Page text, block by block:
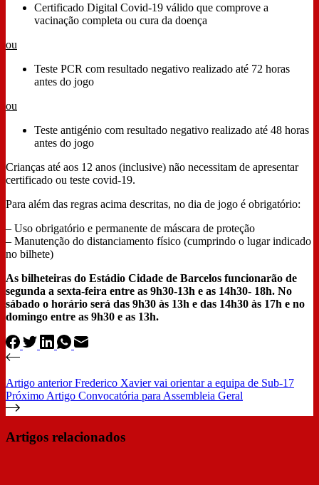
Certificado Digital Covid-19 válido que comprove a
vacinação completa ou cura da doença
ou
Teste PCR com resultado negativo realizado até 72 horas
antes do jogo
ou
Teste antigénio com resultado negativo realizado até 48 horas
antes do jogo
Crianças até aos 12 anos (inclusive) não necessitam de apresentar
certificado ou teste covid-19.
Para além das regras acima descritas, no dia de jogo é obrigatório:
– Uso obrigatório e permanente de máscara de proteção
– Manutenção do distanciamento físico (cumprindo o lugar indicado
no bilhete)
As bilheteiras do Estádio Cidade de Barcelos funcionarão de
segunda a sexta-feira entre as 9h30-13h e as 14h30- 18h. No
sábado o horário será das 9h30 às 13h e das 14h30 às 17h e no
domingo entre as 9h30 e as 13h.
Artigo anteriorFrederico Xavier vai orientar a equipa de Sub-17
Próximo Artigo Convocatória para Assembleia Geral
Artigos relacionados